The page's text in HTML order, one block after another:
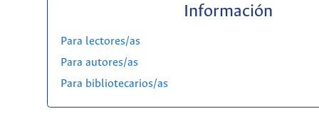
Información
Para lectores/as
Para autores/as
Para bibliotecarios/as